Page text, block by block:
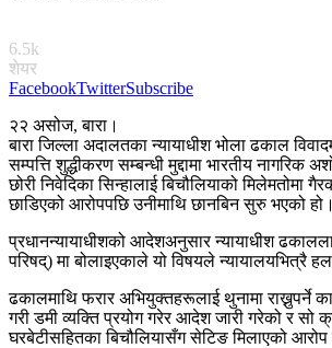
6.5k
शेयर
FacebookTwitterSubscribe
२२ असोज, बारा।
बारा जिल्ला अदालतका न्यायाधीश भोला ढकाल
सम्पत्ति शुद्धीकरण सम्बन्धी मुद्दामा भारतीय नागरिक
छोरी निवेदिका सिन्हालाई बिचौलियाको मिलेमतोमा
छाडिएको आरोपपछि उनीमाथि छानबिन सुरु भएको हो।
प्रधानन्यायाधीशको आदेशअनुसार न्यायाधीश
परिषद्) मा बोलाइएकाले यो विषयले न्यायालयभित्रै
ढकालमाथि फरार अभियुक्तहरूलाई थुनामा राख्नुपर्ने
गरी डमी व्यक्ति प्रयोग गरेर आदेश जारी गरेको र सो
घरबेटीसहितका बिचौलियासँग सेटिङ मिलाएको